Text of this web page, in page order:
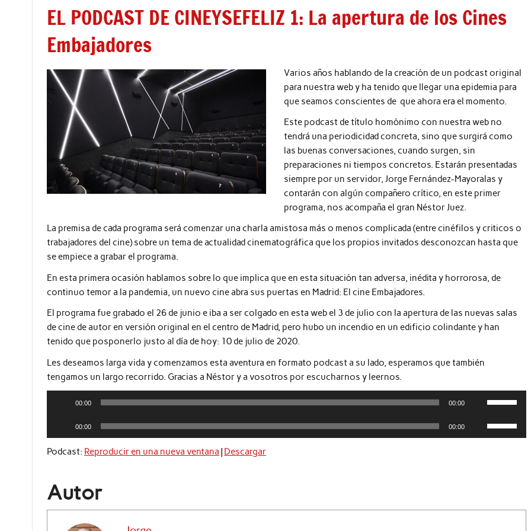
EL PODCAST DE CINEYSEFELIZ 1: La apertura de los Cines
Embajadores
Varios años hablando de la creación de un podcast original
para nuestra web y ha tenido que llegar una epidemia para
que seamos conscientes de que ahora era el momento.
Este podcast de título homónimo con nuestra web no
tendrá una periodicidad concreta, sino que surgirá como
las buenas conversaciones, cuando surgen, sin
preparaciones ni tiempos concretos. Estarán presentadas
siempre por un servidor, Jorge Fernández-Mayoralas y
contarán con algún compañero crítico, en este primer
programa, nos acompaña el gran Néstor Juez.
La premisa de cada programa será comenzar una charla amistosa más o menos complicada (entre cinéfilos y criticos o
trabajadores del cine) sobre un tema de actualidad cinematográfica que los propios invitados desconozcan hasta que
se empiece a grabar el programa.
En esta primera ocasión hablamos sobre lo que implica que en esta situación tan adversa, inédita y horrorosa, de
continuo temor a la pandemia, un nuevo cine abra sus puertas en Madrid: El cine Embajadores.
El programa fue grabado el 26 de junio e iba a ser colgado en esta web el 3 de julio con la apertura de las nuevas salas
de cine de autor en versión original en el centro de Madrid, pero hubo un incendio en un edificio colindante y han
tenido que posponerlo justo al día de hoy: 10 de julio de 2020.
Les deseamos larga vida y comenzamos esta aventura en formato podcast a su lado, esperamos que también
tengamos un largo recorrido. Gracias a Néstor y a vosotros por escucharnos y leernos.
00:00 00:00
teclas
de
o
audio
00:00 00:00
Podcast: Reproducir en una nueva ventana Descargar
Autor